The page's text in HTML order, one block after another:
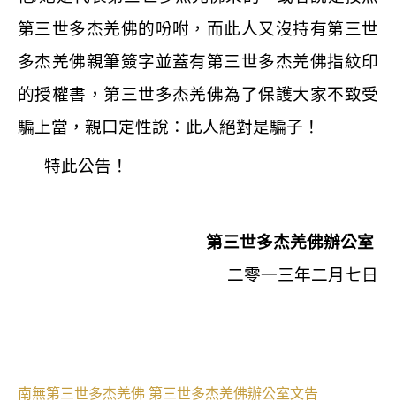
第三世多杰羌佛的吩咐，而此人又沒持有第三世
多杰羌佛親筆簽字並蓋有第三世多杰羌佛指紋印
的授權書，第三世多杰羌佛為了保護大家不致受
騙上當，親口定性說：此人絕對是騙子！
特此公告！
第三世多杰羌佛辦公室
二零一三年二月七日
南無第三世多杰羌佛 第三世多杰羌佛辦公室文告